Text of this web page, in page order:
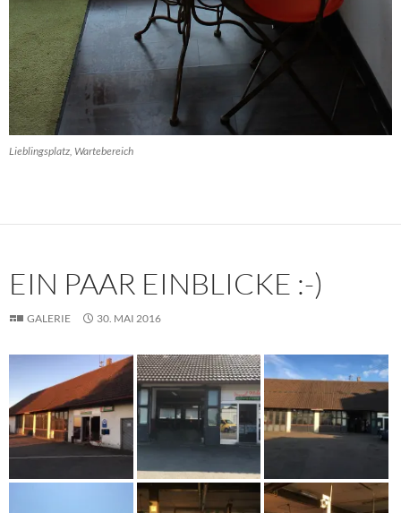
Lieblingsplatz, Wartebereich
EIN PAAR EINBLICKE :-)
GALERIE 30. MAI 2016